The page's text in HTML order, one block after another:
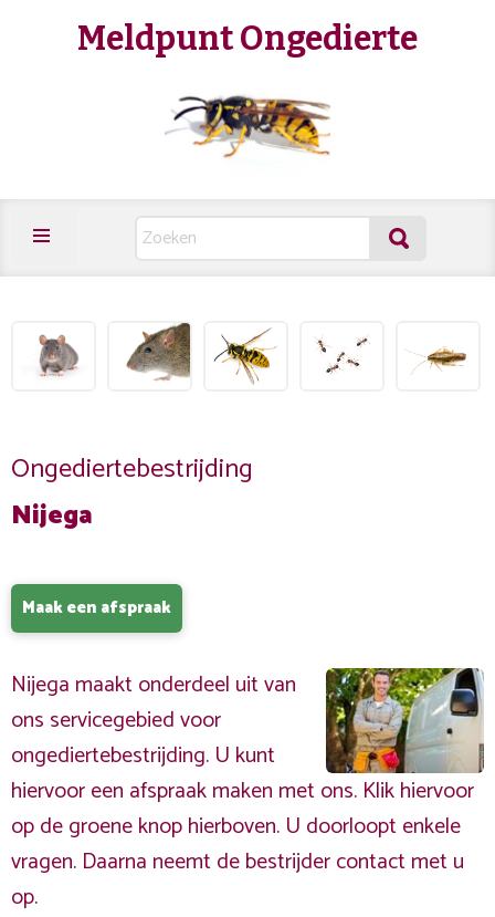
Meldpunt Ongedierte
Ongediertebestrijding
Nijega
Maak een afspraak
Nijega maakt onderdeel uit van
ons servicegebied voor
ongediertebestrijding. U kunt
hiervoor een afspraak maken met ons. Klik hiervoor
op de groene knop hierboven. U doorloopt enkele
vragen. Daarna neemt de bestrijder contact met u
op.